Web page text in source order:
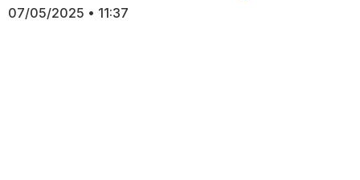
07/05/2025 11:37